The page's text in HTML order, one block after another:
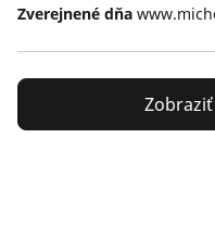
Zverejnené dňa